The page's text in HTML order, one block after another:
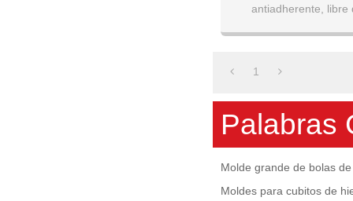
Bebida Fría,
Bola De
antiadherente, libre
1
Palabras
Molde grande de bolas
Moldes para cubitos de